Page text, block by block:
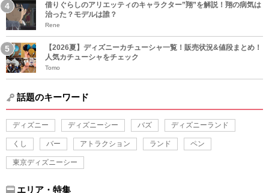
借りぐらしのアリエッティのキャラクター”翔”を解説！翔の病気は
治った？モデルは誰？
Rene
【2026夏】ディズニーカチューシャ一覧！販売状況&値段まとめ！
人気カチューシャをチェック
Tomo
話題のキーワード
ディズニー ディズニーシー バズ ディズニーランド
くし バー アトラクション ランド ペン
東京ディズニーシー
エリア・特集